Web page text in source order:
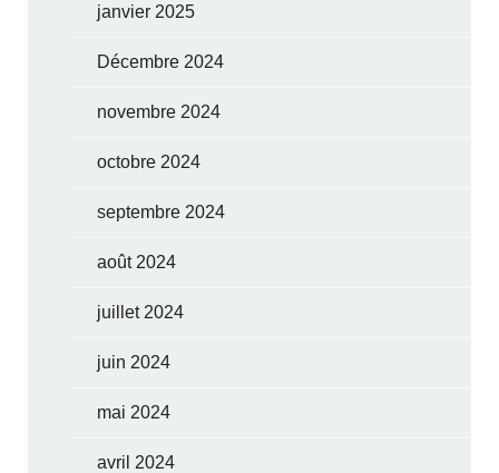
janvier 2025
Décembre 2024
novembre 2024
octobre 2024
septembre 2024
août 2024
juillet 2024
juin 2024
mai 2024
avril 2024